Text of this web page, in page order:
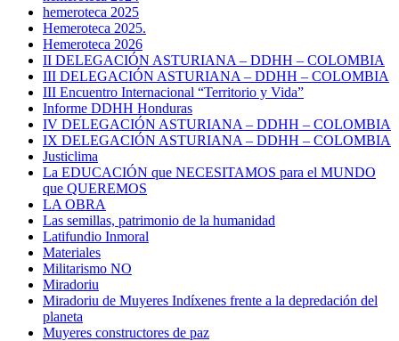
hemeroteca 2025
Hemeroteca 2025.
Hemeroteca 2026
II DELEGACIÓN ASTURIANA – DDHH – COLOMBIA
III DELEGACIÓN ASTURIANA – DDHH – COLOMBIA
III Encuentro Internacional “Territorio y Vida”
Informe DDHH Honduras
IV DELEGACIÓN ASTURIANA – DDHH – COLOMBIA
IX DELEGACIÓN ASTURIANA – DDHH – COLOMBIA
Justiclima
La EDUCACIÓN que NECESITAMOS para el MUNDO
que QUEREMOS
LA OBRA
Las semillas, patrimonio de la humanidad
Latifundio Inmoral
Materiales
Militarismo NO
Miradoriu
Miradoriu de Muyeres Indíxenes frente a la depredación del
planeta
Muyeres constructores de paz